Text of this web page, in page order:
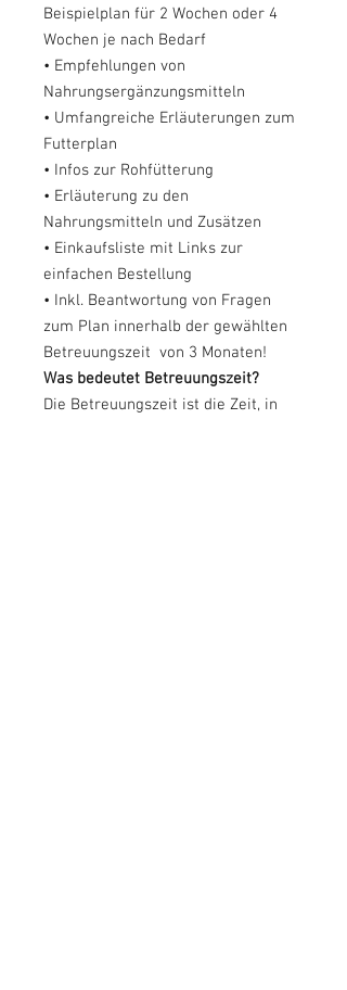
Beispielplan für 2 Wochen oder 4
Wochen je nach Bedarf
• Empfehlungen von
Nahrungsergänzungsmitteln
• Umfangreiche Erläuterungen zum
Futterplan
• Infos zur Rohfütterung
• Erläuterung zu den
Nahrungsmitteln und Zusätzen
• Einkaufsliste mit Links zur
einfachen Bestellung
• Inkl. Beantwortung von Fragen
zum Plan innerhalb der gewählten
Betreuungszeit von 3 Monaten!
Was bedeutet Betreuungszeit?
Die Betreuungszeit ist die Zeit, in